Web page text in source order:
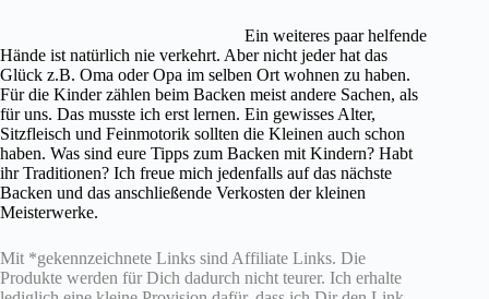
Ein weiteres paar helfende
Hände ist natürlich nie verkehrt. Aber nicht jeder hat das
Glück z.B. Oma oder Opa im selben Ort wohnen zu haben.
Für die Kinder zählen beim Backen meist andere Sachen, als
für uns. Das musste ich erst lernen. Ein gewisses Alter,
Sitzfleisch und Feinmotorik sollten die Kleinen auch schon
haben. Was sind eure Tipps zum Backen mit Kindern? Habt
ihr Traditionen? Ich freue mich jedenfalls auf das nächste
Backen und das anschließende Verkosten der kleinen
Meisterwerke.
Mit *gekennzeichnete Links sind Affiliate Links. Die
Produkte werden für Dich dadurch nicht teurer. Ich erhalte